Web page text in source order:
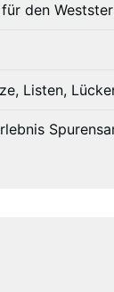
den
Listen,